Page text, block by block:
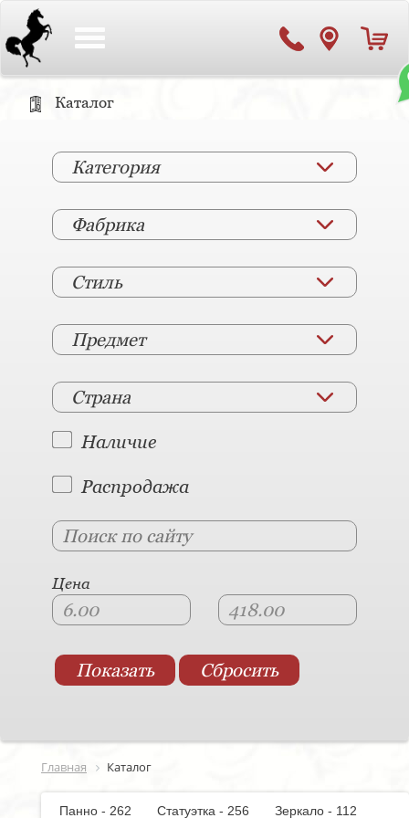
Каталог
Категория
Фабрика
Стиль
Предмет
Страна
Наличие
Распродажа
Цена
Главная Каталог
Панно - 262 Статуэтка - 256
Зеркало - 112